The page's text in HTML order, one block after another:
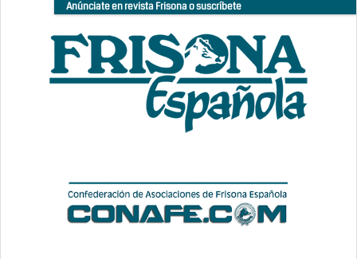
Anúnciate en revista Frisona o suscríbete